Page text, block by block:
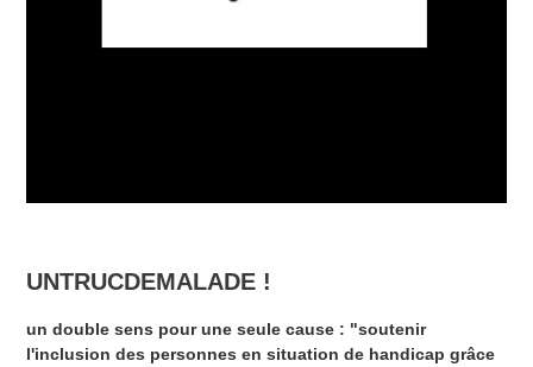
UNTRUCDEMALADE !
un double sens pour une seule cause : "soutenir
l'inclusion des personnes en situation de handicap grâce